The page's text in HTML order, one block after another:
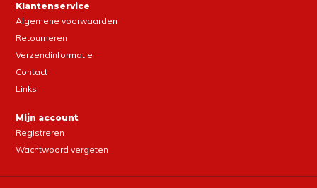
Klantenservice
Algemene voorwaarden
Retourneren
Verzendinformatie
Contact
Links
Mijn account
Registreren
Wachtwoord vergeten